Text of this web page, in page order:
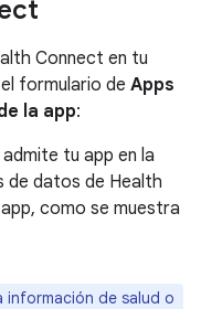
Connect en tu
formulario de Apps
la app:
tu app en la
de datos de Health
como se muestra
de salud o